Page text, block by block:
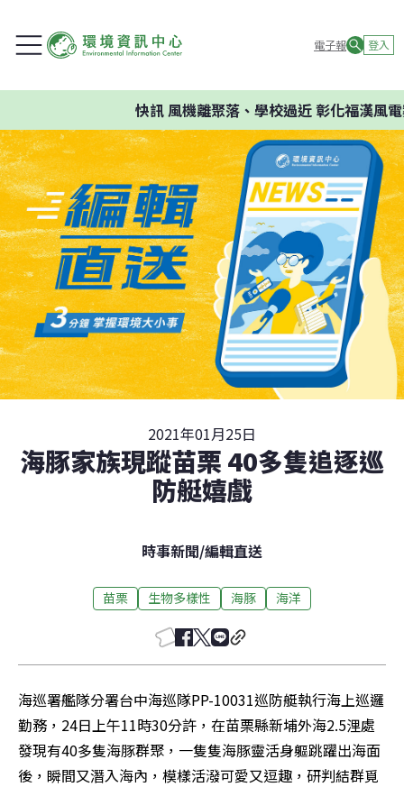
電子報 登入
快訊風機離聚落、學校過近 彰化福漢風電
2021年01月25日
海豚家族現蹤苗栗 40多隻追逐巡
防艇嬉戲
時事新聞/編輯直送
苗栗 生物多樣性 海豚 海洋
海巡署艦隊分署台中海巡隊PP-10031巡防艇執行海上巡邏
勤務，24日上午11時30分許，在苗栗縣新埔外海2.5浬處
發現有40多隻海豚群聚，一隻隻海豚靈活身軀跳躍出海面
後，瞬間又潛入海內，模樣活潑可愛又逗趣，研判結群覓